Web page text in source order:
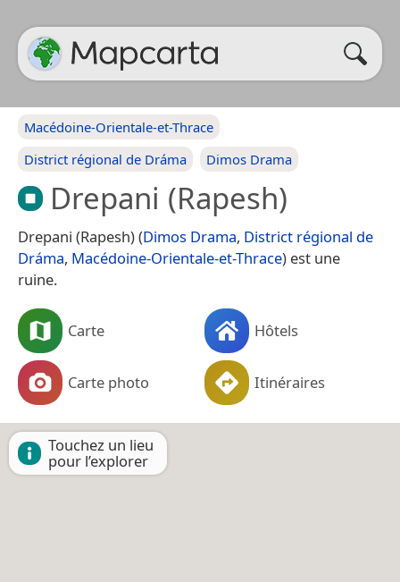
Macédoine-Orientale-et-Thrace
District régional de Dráma
Dimos Drama
Drepani (Rapesh)
Drepani (Rapesh) (Dimos Drama, District régional de
Dráma, Macédoine-Orientale-et-Thrace) est une
ruine.
Carte Hôtels
Carte photo Itinéraires
Touchez un lieu
pour l’explorer